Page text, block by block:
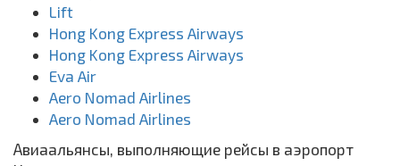
Lift
Hong Kong Express Airways
Hong Kong Express Airways
Eva Air
Aero Nomad Airlines
Aero Nomad Airlines
Авиаальянсы, выполняющие рейсы в аэропорт